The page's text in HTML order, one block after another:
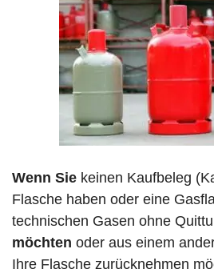
Wenn Sie keinen Kaufbeleg
Flasche haben oder eine
technischen Gasen ohne
möchten oder aus einem
Ihre Flasche zurücknehmen